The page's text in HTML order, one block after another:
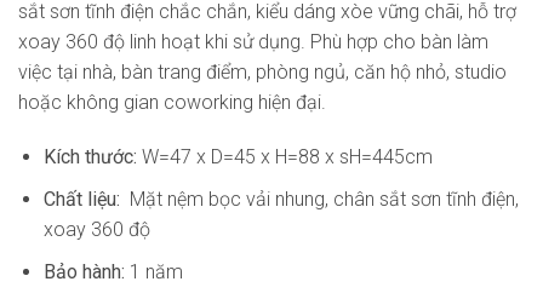
sắt sơn tĩnh điện chắc chắn, kiểu dáng xòe vững chãi, hỗ trợ
xoay 360 độ linh hoạt khi sử dụng. Phù hợp cho bàn làm
việc tại nhà, bàn trang điểm, phòng ngủ, căn hộ nhỏ, studio
hoặc không gian coworking hiện đại.
Kích thước: W=47 x D=45 x H=88 x sH=445cm
Chất liệu: Mặt nệm bọc vải nhung, chân sắt sơn tĩnh điện,
xoay 360 độ
Bảo hành: 1 năm